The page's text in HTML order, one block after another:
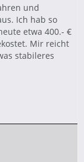
und
Ich hab so
etwa 400.- €
Mir reicht
stabileres